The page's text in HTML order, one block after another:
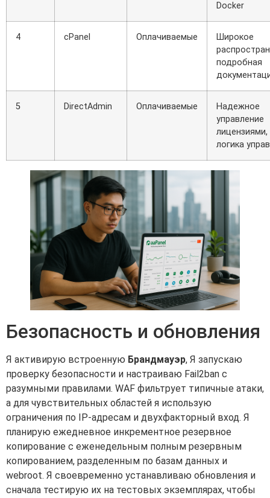
Docker
4 cPanel Оплачиваемые
Широкое
подробная
5 DirectAdmin Оплачиваемые
Надежное
управление
логика
Безопасность и обновления
Я активирую встроенную Брандмауэр, Я запускаю
проверку безопасности и настраиваю Fail2ban с
разумными правилами. WAF фильтрует типичные атаки,
а для чувствительных областей я использую
ограничения по IP-адресам и двухфакторный вход. Я
планирую ежедневное инкрементное резервное
копирование с еженедельным полным резервным
копированием, разделенным по базам данных и
webroot. Я своевременно устанавливаю обновления и
сначала тестирую их на тестовых экземплярах, чтобы